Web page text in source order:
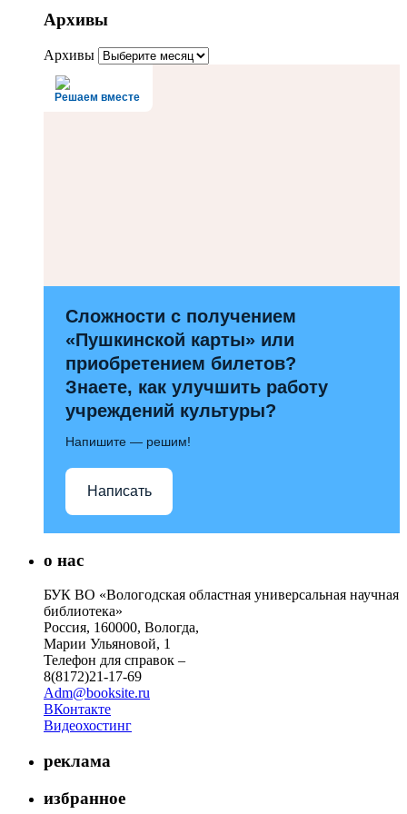
Архивы
Архивы
Решаем вместе
Сложности с получением
«Пушкинской карты» или
приобретением билетов?
Знаете, как улучшить работу
учреждений культуры?
Напишите — решим!
Написать
о нас
БУК ВО «Вологодская областная универсальная научная
библиотека»
Россия, 160000, Вологда,
Марии Ульяновой, 1
Телефон для справок –
8(8172)21-17-69
Adm@booksite.ru
ВКонтакте
Видеохостинг
реклама
избранное